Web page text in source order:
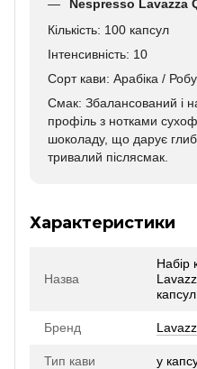
Nespresso Lavazza
Кількість: 100 капсул
Інтенсивність: 10
Сорт кави: Арабіка /
Смак: Збалансований і
профіль з нотками
шоколаду, що дарує
тривалий післясмак.
Характеристики
Назва
Набір
капсул
Бренд
Тип кави у